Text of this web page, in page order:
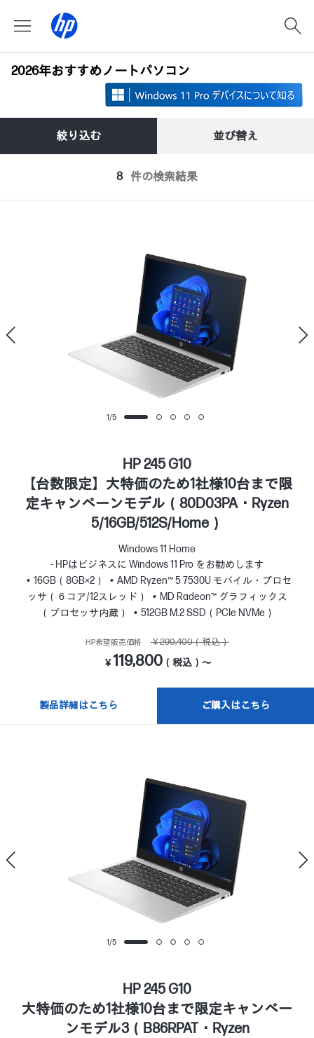
2026年おすすめノートパソコン
絞り込む 並び替え
8 件の検索結果
1/5
HP 245 G10
【台数限定】大特価のため1社様10台まで限
定キャンペーンモデル（80D03PA・Ryzen
5/16GB/512S/Home）
Windows 11 Home
- HPはビジネスに Windows 11 Pro をお勧めします
16GB（8GB×2）
AMD Ryzen™ 5 7530U モバイル・プロセ
ッサ（６コア/12スレッド）
MD Radeon™ グラフィックス
（プロセッサ内蔵）
512GB M.2 SSD（PCIe NVMe）
HP希望販売価格 ￥290,400（税込）
￥119,800（税込）～
製品詳細はこちら ご購入はこちら
1/5
HP 245 G10
大特価のため1社様10台まで限定キャンペー
ンモデル3（B86RPAT・Ryzen